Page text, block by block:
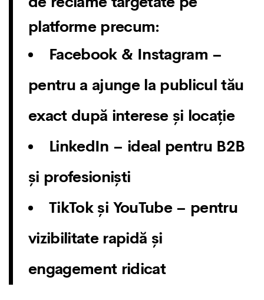
platforme precum:
Facebook & Instagram –
pentru a ajunge la publicul tău
exact după interese și locație
LinkedIn – ideal pentru B2B
și profesioniști
TikTok și YouTube– pentru
vizibilitate rapidă și
engagement ridicat